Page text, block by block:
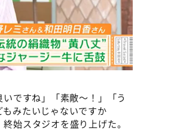
ですね」「素敵～！」「う
みたいじゃないですか
始スタジオを盛り上げた。